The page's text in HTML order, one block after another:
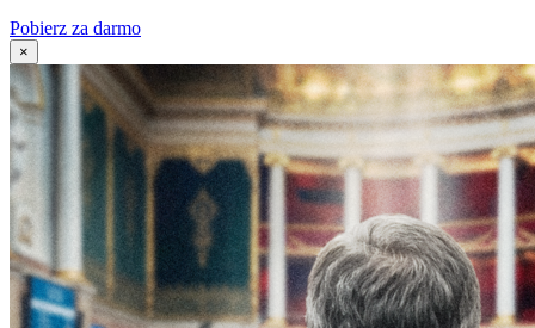
Pobierz za darmo
×